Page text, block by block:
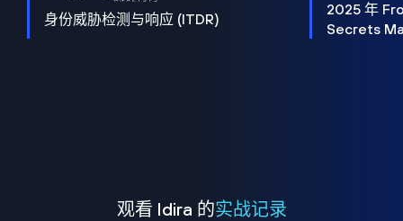
身份威胁检测与响应 (ITDR)
2025 年
Secrets
观看 Idira 的实战记录